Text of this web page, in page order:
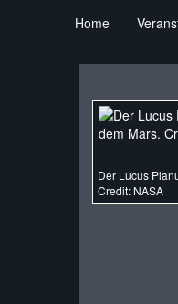
Home
Der Lucus
Credit: NASA